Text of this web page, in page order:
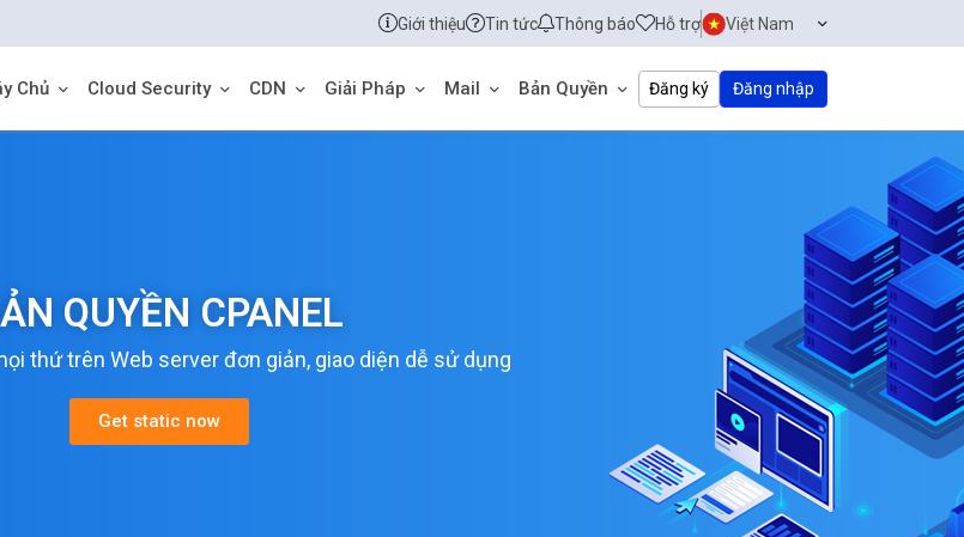
Giới thiệu Tin tức Thông báo Hỗ trợ Việt Nam
Chủ Cloud Security CDN Giải Pháp Mail Bản Quyền Đăng ký Đăng nhập
QUYỀN CPANEL
thứ trên Web server đơn giản, giao diện dễ sử dụng
Get static now